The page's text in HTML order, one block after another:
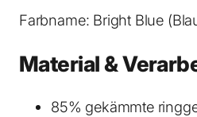
P
H
Farbname: Bright Blue
Material &
85% gekämmte